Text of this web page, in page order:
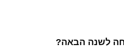
לשנה הבאה?